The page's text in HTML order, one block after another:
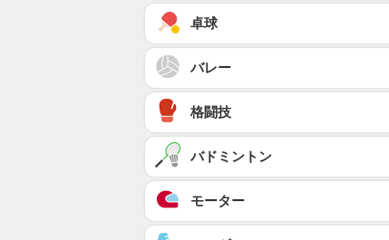
卓球
バレー
格闘技
バドミントン
モーター